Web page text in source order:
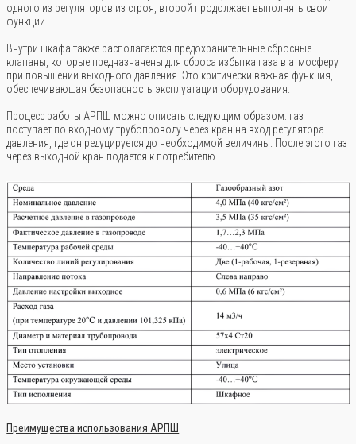
одного из регуляторов из строя, второй продолжает выполнять свои
функции.
Внутри шкафа также располагаются предохранительные сбросные
клапаны, которые предназначены для сброса избытка газа в атмосферу
при повышении выходного давления. Это критически важная функция,
обеспечивающая безопасность эксплуатации оборудования.
Процесс работы АРПШ можно описать следующим образом: газ
поступает по входному трубопроводу через кран на вход регулятора
давления, где он редуцируется до необходимой величины. После этого газ
через выходной кран подается к потребителю.
Преимущества использования АРПШ